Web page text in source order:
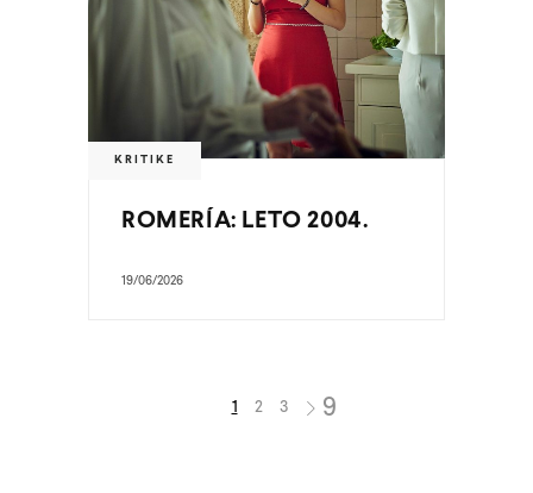
KRITIKE
ROMERÍA: LETO 2004.
19/06/2026
1 2 3